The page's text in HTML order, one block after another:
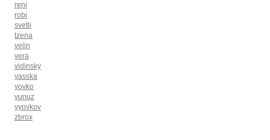
reni
robi
svetli
tzena
velin
vera
vidinsky
yasska
yovko
yunuz
yyovkov
zbrox